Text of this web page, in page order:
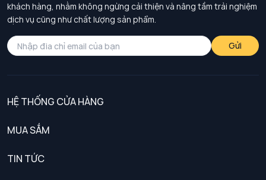
khách hàng, nhằm không ngừng cải thiện và nâng tầm trải nghiệm
dịch vụ cũng như chất lượng sản phẩm.
Gửi
HỆ THỐNG CỬA HÀNG
MUA SẮM
TIN TỨC